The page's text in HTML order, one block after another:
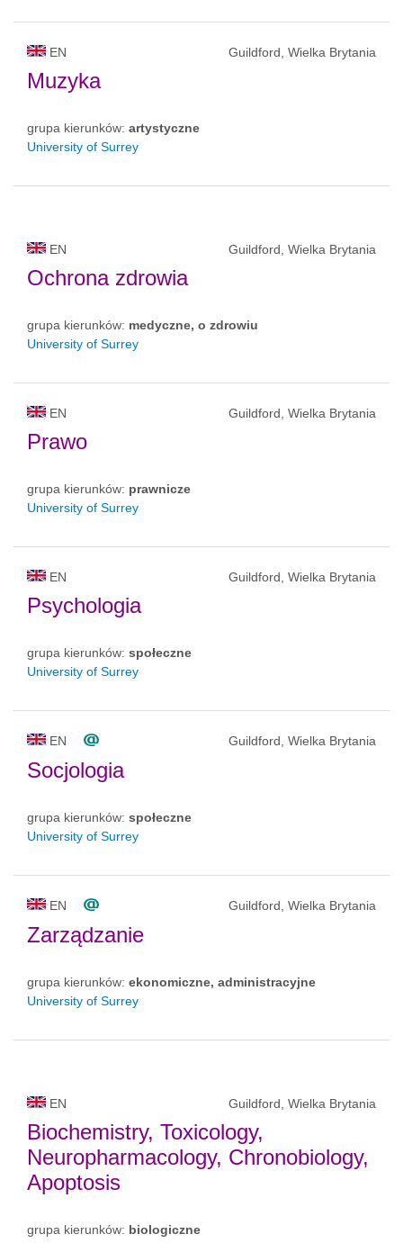
EN Guildford, Wielka Brytania
Muzyka
grupa kierunków: artystyczne
University of Surrey
EN Guildford, Wielka Brytania
Ochrona zdrowia
grupa kierunków: medyczne, o zdrowiu
University of Surrey
EN Guildford, Wielka Brytania
Prawo
grupa kierunków: prawnicze
University of Surrey
EN Guildford, Wielka Brytania
Psychologia
grupa kierunków: społeczne
University of Surrey
EN Guildford, Wielka Brytania
Socjologia
grupa kierunków: społeczne
University of Surrey
EN Guildford, Wielka Brytania
Zarządzanie
grupa kierunków: ekonomiczne, administracyjne
University of Surrey
EN Guildford, Wielka Brytania
Biochemistry, Toxicology,
Neuropharmacology, Chronobiology,
Apoptosis
grupa kierunków: biologiczne